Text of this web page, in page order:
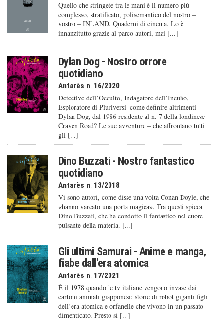
Quello che stringete tra le mani è il numero più
complesso, stratificato, polisemantico del nostro –
vostro – INLAND. Quaderni di cinema. Lo è
innanzitutto grazie al parco autori, mai [...]
Dylan Dog - Nostro orrore
quotidiano
Antarès n. 16/2020
Detective dell’Occulto, Indagatore dell’Incubo,
Esploratore di Pluriversi: come definire altrimenti
Dylan Dog, dal 1986 residente al n. 7 della londinese
Craven Road? Le sue avventure – che affrontano tutti
gli [...]
Dino Buzzati - Nostro fantastico
quotidiano
Antarès n. 13/2018
Vi sono autori, come disse una volta Conan Doyle, che
«hanno varcato una porta magica». Tra questi spicca
Dino Buzzati, che ha condotto il fantastico nel cuore
pulsante della materia. [...]
Gli ultimi Samurai - Anime e manga,
fiabe dall'era atomica
Antarès n. 17/2021
È il 1978 quando le tv italiane vengono invase dai
cartoni animati giapponesi: storie di robot giganti figli
dell’era atomica e orfanelle che vivono in un passato
dimenticato. Presto si [...]